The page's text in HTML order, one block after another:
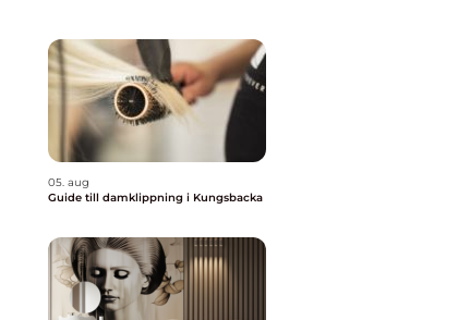
05. aug
Guide till damklippning i Kungsbacka